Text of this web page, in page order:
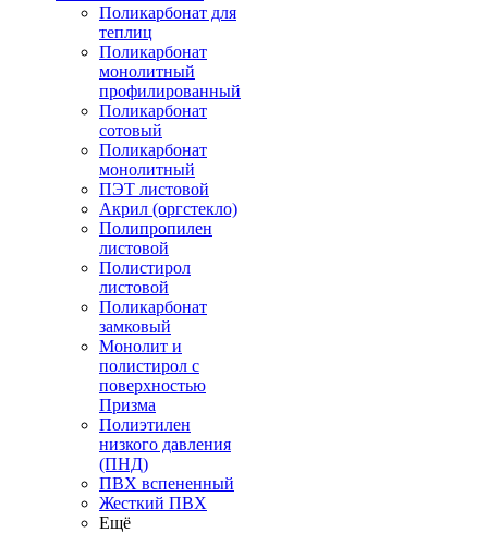
Поликарбонат для
теплиц
Поликарбонат
монолитный
профилированный
Поликарбонат
сотовый
Поликарбонат
монолитный
ПЭТ листовой
Акрил (оргстекло)
Полипропилен
листовой
Полистирол
листовой
Поликарбонат
замковый
Монолит и
полистирол с
поверхностью
Призма
Полиэтилен
низкого давления
(ПНД)
ПВХ вспененный
Жесткий ПВХ
Ещё